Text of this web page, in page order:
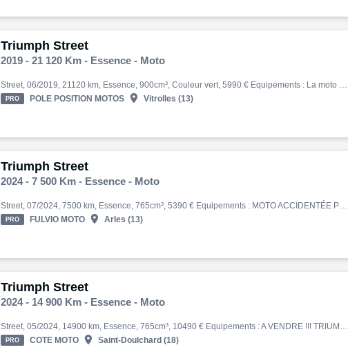
Triumph Street
2019 - 21 120 Km - Essence - Moto
Street, 06/2019, 21120 km, Essence, 900cm³, Couleur vert, 5990 € Equipements : La moto est équipée d'un saute vent, d'un porte bagages et des valises. Bridable en A2 Entretien à jour, historique + carnet disponibles Garantie 6 mois Reprise possible Livraison possible ,Garantie 6…
PRO POLE POSITION MOTOS  Vitrolles (13)
Triumph Street
2024 - 7 500 Km - Essence - Moto
Street, 07/2024, 7500 km, Essence, 765cm³, 5390 € Equipements : MOTO ACCIDENTÉE PROCEDURE .RSV ,VENDU SANS GARANTIE POUR PROFESSIONNELS Français . VENDU avec DOSSIER RSV .1er rapport + carte grise. POUR L'EXPORT : LA CARTE GRISE ORIGINALE EST DISPONIBLE AUX PARTICULIERS Français…
PRO FULVIO MOTO  Arles (13)
Triumph Street
2024 - 14 900 Km - Essence - Moto
Street, 05/2024, 14900 km, Essence, 765cm³, 10490 € Equipements : A VENDRE !!! TRIUMPH STREET 765 RS 2024 ENTRETIENT TRIUMPH A JOUR AUCUN FRAIS A PREVOIR Pour plus de renseignements n'hésiter pas a nous contacter ,Garantie 6 mois
PRO COTE MOTO  Saint-Doulchard (18)